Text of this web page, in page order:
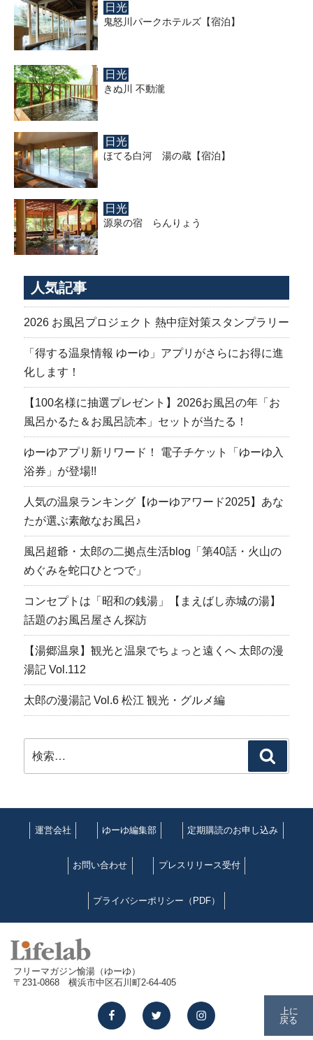
日光
鬼怒川パークホテルズ【宿泊】
日光
きぬ川 不動瀧
日光
ほてる白河 湯の蔵【宿泊】
日光
源泉の宿 らんりょう
人気記事
2026 お風呂プロジェクト 熱中症対策スタンプラリー
「得する温泉情報 ゆーゆ」アプリがさらにお得に進
化します！
【100名様に抽選プレゼント】2026お風呂の年「お
風呂かるた＆お風呂読本」セットが当たる！
ゆーゆアプリ新リワード！ 電子チケット「ゆーゆ入
浴券」が登場!!
人気の温泉ランキング【ゆーゆアワード2025】あな
たが選ぶ素敵なお風呂♪
風呂超爺・太郎の二拠点生活blog「第40話・火山の
めぐみを蛇口ひとつで」
コンセプトは「昭和の銭湯」【まえばし赤城の湯】
話題のお風呂屋さん探訪
【湯郷温泉】観光と温泉でちょっと遠くへ 太郎の漫
湯記 Vol.112
太郎の漫湯記 Vol.6 松江 観光・グルメ編
索
運営会社 ゆーゆ編集部 定期購読のお申し込み
お問い合わせ プレスリリース受付
プライバシーポリシー（PDF）
フリーマガジン愉湯（ゆーゆ）
〒231-0868 横浜市中区石川町2-64-405
facebooktwitter instagram
上に
戻る